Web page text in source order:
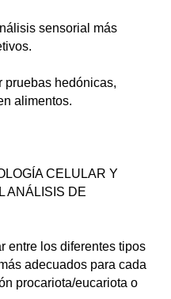
sensorial más
pruebas hedónicas,
alimentos.
CELULAR Y
ANÁLISIS DE
entre los diferentes tipos
adecuados para cada
procariota/eucariota o